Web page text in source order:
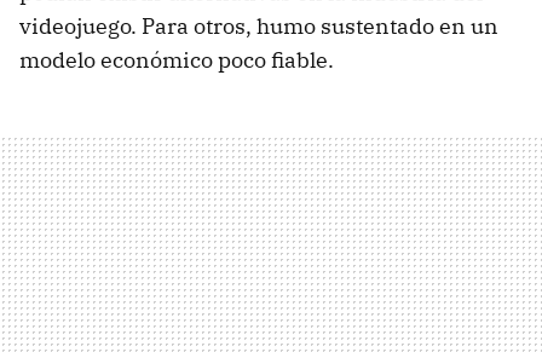
videojuego. Para otros, humo sustentado en un
modelo económico poco fiable.